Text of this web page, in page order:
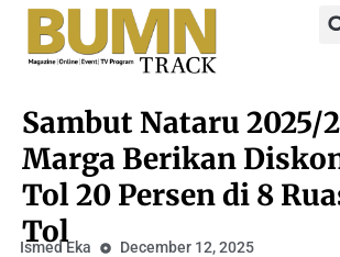
Sambut Nataru 2025/
Marga Berikan
Tol 20 Persen di 8
Tol
Ismed Eka December 12, 2025